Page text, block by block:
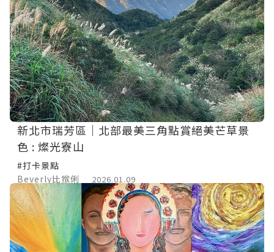
新北市瑞芳區｜北部最美三角點賞絕美芒草景
色 : 燦光寮山
#打卡景點
Beverly比猴俐
2026.01.09